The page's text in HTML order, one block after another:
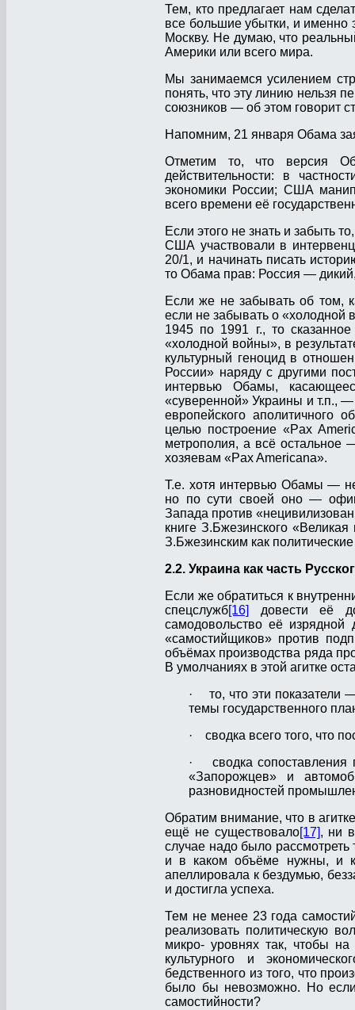
Тем, кто предлагает нам
все большие убытки, и
Москву. Не думаю, что
Америки или всего мира.
Мы занимаемся усилением
понять, что эту линию нельзя
союзников — об этом говорит
Напомним, 21 января Обама
Отметим то, что версия
действительности: в
экономики России; США
всего времени её
Если этого не знать и забыть
США участвовали в
20/1, и начинать писать
то Обама прав: Россия —
Если же не забывать об том,
если не забывать о «холодной
1945 по 1991 г., то
«холодной войны», в
культурный геноцид в
России» наряду с другими
интервью Обамы,
«суверенной» Украины и т.п., —
европейского аполитичного
целью построение «Pax
метрополия, а всё остальное
хозяевам «Pax Americana».
Т.е. хотя интервью Обамы —
но по сути своей оно —
Запада против
книге З.Бжезинского
З.Бже­зинским как
2.2. Украина как часть
Если же обратиться к
спецслужб[16]
довести её
самодовольство её
«самостийщиков» против
объёмах производства ряда
В умолчаниях в этой агитке
· то, что эти показатели
темы государственного
· сводка всего того, что
· сводка сопоставления
«Запорожцев» и
разновидностей
Обратим внимание, что в
ещё не существовало[17], ни
случае надо было рассмотреть
и в каком объёме нужны, и
апеллировала к бездумью,
и достигла успеха.
Тем не менее 23 года
реализовать политическую
микро- уровнях так, чтобы
культурного и
бедственного из того, что
было бы невозможно. Но
самостийности?